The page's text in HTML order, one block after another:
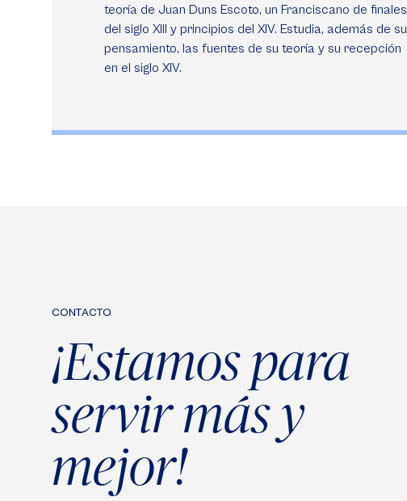
teoría de Juan Duns Escoto, un Franciscano de finales
del siglo XIII y principios del XIV. Estudia, además de su
pensamiento, las fuentes de su teoría y su recepción
en el siglo XIV.
CONTACTO
¡Estamos para
servir más y
mejor!